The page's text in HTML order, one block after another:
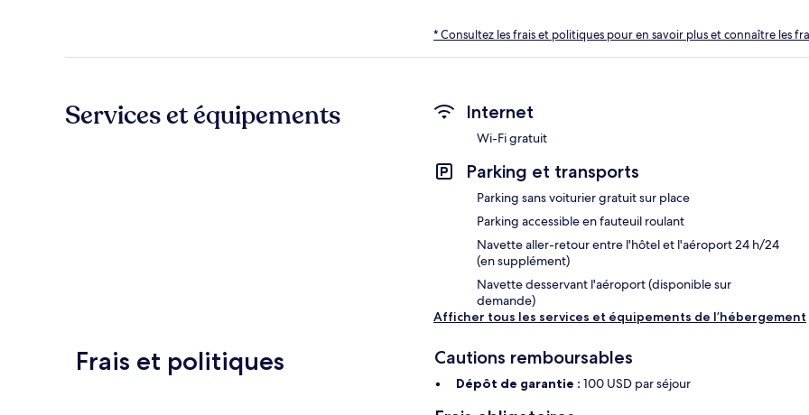
* Consultez les frais et politiques pour en savoir plus et connaître les
Services et équipements Internet
Wi-Fi gratuit
Parking et transports
Parking sans voiturier gratuit sur place
Parking accessible en fauteuil roulant
Navette aller-retour entre l'hôtel et l'aéroport 24 h/24
(en supplément)
Navette desservant l'aéroport (disponible sur
demande)
Afficher tous les services et équipements de l’hébergement
Frais et politiques Cautions remboursables
Dépôt de garantie : 100 USD par séjour